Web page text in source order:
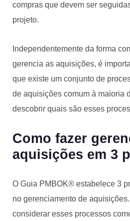
compras que devem ser
projeto.
Independentemente da forma
gerencia as aquisições, é
que existe um conjunto de
de aquisições comum à maioria
descobrir quais são esses
Como fazer
aquisições em 3
O Guia PMBOK® estabelece 3
no gerenciamento de
considerar esses processos